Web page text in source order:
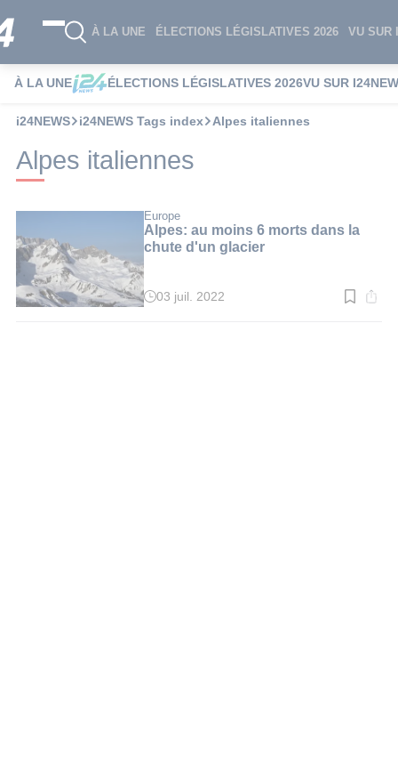
À LA UNE ÉLECTIONS LÉGISLATIVES 2026 VU SUR
À LA UNE ÉLECTIONS LÉGISLATIVES 2026VU SUR
i24NEWS i24NEWS Tags index Alpes italiennes
Alpes italiennes
Europe
Alpes: au moins 6 morts dans la
chute d'un glacier
Temps
03 juil. 2022